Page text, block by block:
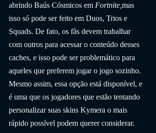
abrindo Baús Cósmicos em Fortnite, mas
isso só pode ser feito em Duos, Trios e
Squads. De fato, os fãs devem trabalhar
com outros para acessar o conteúdo desses
caches, e isso pode ser problemático para
aqueles que preferem jogar o jogo sozinho.
Mesmo assim, essa opção está disponível, e
é uma que os jogadores que estão tentando
personalizar suas skins Kymera o mais
rápido possível podem querer considerar.